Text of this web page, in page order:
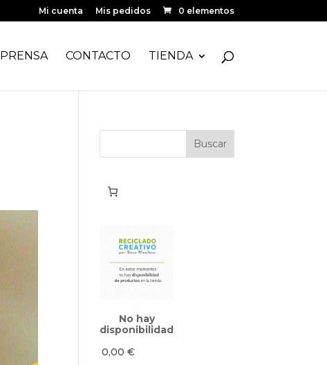
Mi cuenta Mis pedidos 0 elementos
PRENSA CONTACTO TIENDA
No hay
disponibilidad
0,00€